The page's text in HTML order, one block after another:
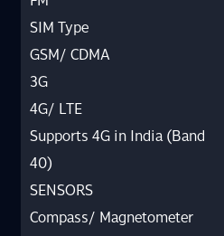
SIM Type
GSM/ CDMA
3G
4G/ LTE
Supports 4G in India (Band
40)
SENSORS
Compass/ Magnetometer